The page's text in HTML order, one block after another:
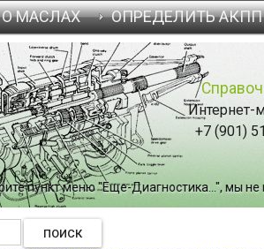
О МАСЛАХ ОПРЕДЕЛИТЬ АКПП
Интернет-
+7 (901)
пункт меню "Еще-Диагностика...", мы не